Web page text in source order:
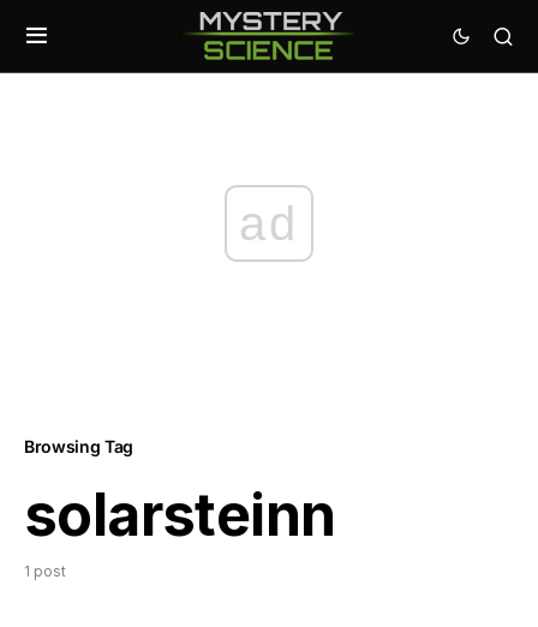
ad
Browsing Tag
solarsteinn
1 post